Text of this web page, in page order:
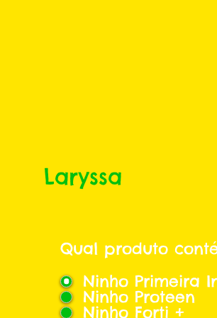
Laryssa
Qual produto
Ninho Primeira
Ninho Proteen
Ninho Forti +